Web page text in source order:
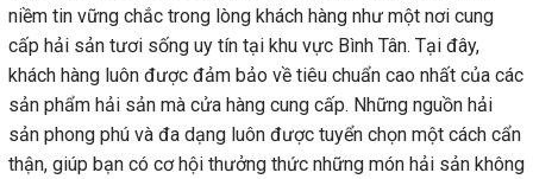
niềm tin vững chắc trong lòng khách hàng như một nơi cung
cấp hải sản tươi sống uy tín tại khu vực Bình Tân. Tại đây,
khách hàng luôn được đảm bảo về tiêu chuẩn cao nhất của các
sản phẩm hải sản mà cửa hàng cung cấp. Những nguồn hải
sản phong phú và đa dạng luôn được tuyển chọn một cách cẩn
thận, giúp bạn có cơ hội thưởng thức những món hải sản không